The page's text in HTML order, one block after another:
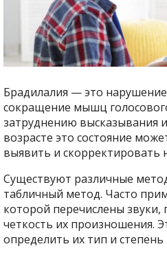
Брадилалия — это
сокращение мышц
затруднению высказывания
возрасте это состояние
выявить и
Существуют различные
табличный метод. Часто
которой перечислены
четкость их произношения.
определить их тип и степень